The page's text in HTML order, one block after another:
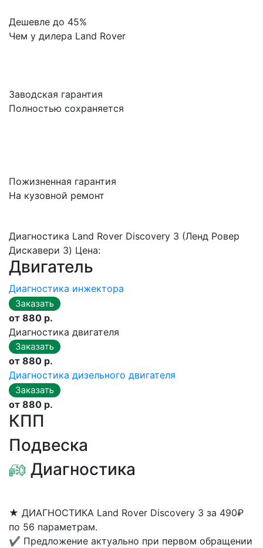
Дешевле до 45%
Чем у дилера Land Rover
Заводская гарантия
Полностью сохраняется
Пожизненная гарантия
На кузовной ремонт
Диагностика Land Rover Discovery 3 (Ленд Ровер
Дискавери 3) Цена:
Двигатель
Диагностика инжектора
от 880 р.
Диагностика двигателя
от 880 р.
Диагностика дизельного двигателя
от 880 р.
КПП
Подвеска
Диагностика
★ ДИАГНОСТИКА Land Rover Discovery 3 за 490₽
по 56 параметрам.
✔ Предложение актуально при первом обращении